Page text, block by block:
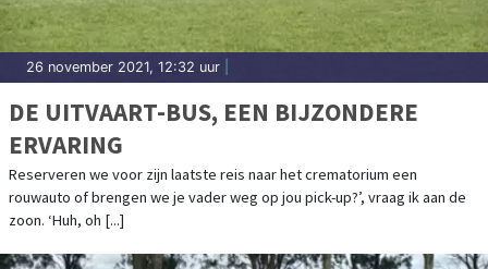
26 november 2021, 12:32 uur
DE UITVAART-BUS, EEN BIJZONDERE
ERVARING
Reserveren we voor zijn laatste reis naar het crematorium een
rouwauto of brengen we je vader weg op jou pick-up?’, vraag ik aan de
zoon. ‘Huh, oh [...]